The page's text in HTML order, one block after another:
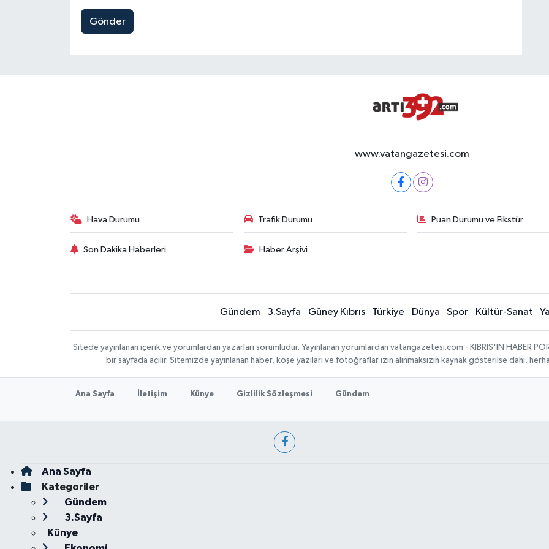
Gönder
www.vatangazetesi.com
Hava Durumu Trafik Durumu Puan Durumu ve Fikstür
Son Dakika Haberleri Haber Arşivi
Gündem 3.Sayfa Güney Kıbrıs Türkiye Dünya Spor Kültür-Sanat
Sitede yayınlanan içerik ve yorumlardan yazarları sorumludur. Yayınlanan yorumlardan vatangazetesi.com - KIBRIS'IN HABER
bir sayfada açılır. Sitemizde yayınlanan haber, köşe yazıları ve fotoğraflar izin alınmaksızın kaynak gösterilse dahi,
Ana Sayfa İletişim Künye Gizlilik Sözleşmesi Gündem
Ana Sayfa
Kategoriler
Gündem
3.Sayfa
Künye